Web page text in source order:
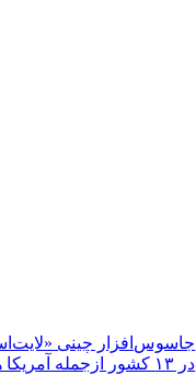
جاسوس‌افزار چینی
در ۱۳ کشور ازجمله آمریکا هدف گرفت